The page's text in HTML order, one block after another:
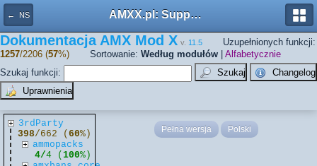
← NS AMXX.pl: Support AMX Mod X i SourceMod
Dokumentacja AMX Mod X v. 11.5
Uzupełnionych funkcji:
1257/2206 (57%) Sortowanie: Według modułów
Alfabetycznie
Szukaj funkcji:
3rdParty
398/662 (60%)
ammopacks
4/4 (100%)
Pełna wersja Polski